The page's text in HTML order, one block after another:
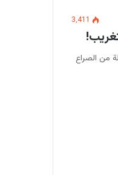
3٬411
من الصراع